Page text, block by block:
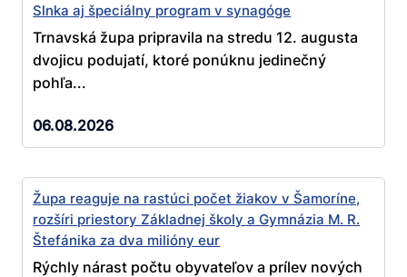
Slnka aj špeciálny program v synagóge
Trnavská župa pripravila na stredu 12. augusta
dvojicu podujatí, ktoré ponúknu jedinečný
pohľa...
06.08.2026
Župa reaguje na rastúci počet žiakov v Šamoríne,
rozšíri priestory Základnej školy a Gymnázia M. R.
Štefánika za dva milióny eur
Rýchly nárast počtu obyvateľov a prílev nových